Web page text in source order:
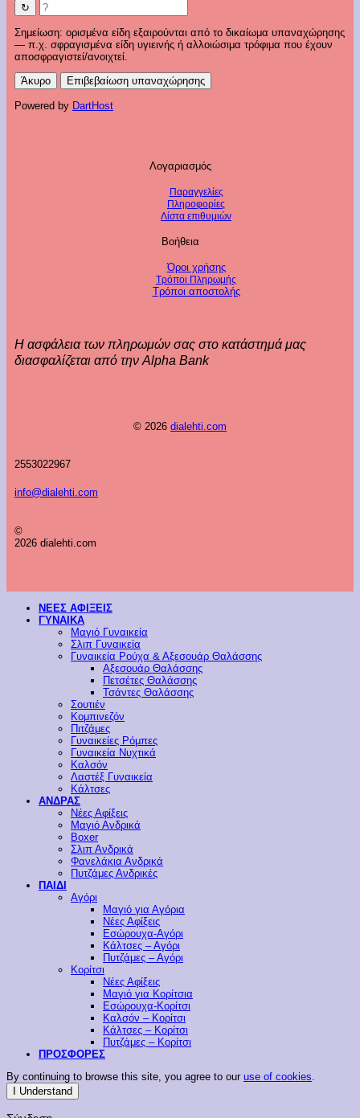
↻
Σημείωση: ορισμένα είδη εξαιρούνται από το δικαίωμα υπαναχώρησης
— π.χ. σφραγισμένα είδη υγιεινής ή αλλοιώσιμα τρόφιμα που έχουν
αποσφραγιστεί/ανοιχτεί.
Άκυρο Επιβεβαίωση υπαναχώρησης
Powered by DartHost
Λογαριασμός
Παραγγελίες
Πληροφορίες
Λίστα επιθυμιών
Βοήθεια
Όροι χρήσης
Τρόποι Πληρωμής
Τρόποι αποστολής
Η ασφάλεια των πληρωμών σας στο κατάστημά μας
διασφαλίζεται από την Alpha Bank
© 2026 dialehti.com
2553022967
info@dialehti.com
©
2026 dialehti.com
ΝΕΕΣ ΑΦΙΞΕΙΣ
ΓΥΝΑΙΚΑ
Μαγιό Γυναικεία
Σλιπ Γυναικεία
Γυναικεία Ρούχα & Αξεσουάρ Θαλάσσης
Αξεσουάρ Θαλάσσης
Πετσέτες Θαλάσσης
Τσάντες Θαλάσσης
Σουτιέν
Κομπινεζόν
Πιτζάμες
Γυναικείες Ρόμπες
Γυναικεία Νυχτικά
Καλσόν
Λαστέξ Γυναικεία
Κάλτσες
ΑΝΔΡΑΣ
Νέες Αφίξεις
Μαγιό Ανδρικά
Boxer
Σλιπ Ανδρικά
Φανελάκια Ανδρικά
Πυτζάμες Ανδρικές
ΠΑΙΔΙ
Αγόρι
Μαγιό για Αγόρια
Νέες Αφίξεις
Εσώρουχα-Αγόρι
Κάλτσες – Αγόρι
Πυτζάμες – Αγόρι
Κορίτσι
Νέες Αφίξεις
Μαγιό για Κορίτσια
Εσώρουχα-Κορίτσι
Καλσόν – Κορίτσι
Κάλτσες – Κορίτσι
Πυτζάμες – Κορίτσι
ΠΡΟΣΦΟΡΕΣ
By continuing to browse this site, you agree to our use of cookies
I Understand